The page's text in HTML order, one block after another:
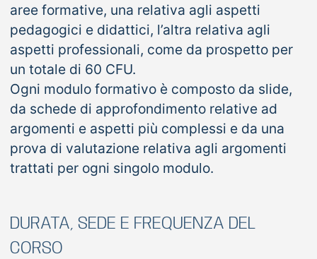
aree formative, una relativa agli aspetti
pedagogici e didattici, l’altra relativa agli
aspetti professionali, come da prospetto per
un totale di 60 CFU.
Ogni modulo formativo è composto da slide,
da schede di approfondimento relative ad
argomenti e aspetti più complessi e da una
prova di valutazione relativa agli argomenti
trattati per ogni singolo modulo.
DURATA, SEDE E FREQUENZA DEL
CORSO